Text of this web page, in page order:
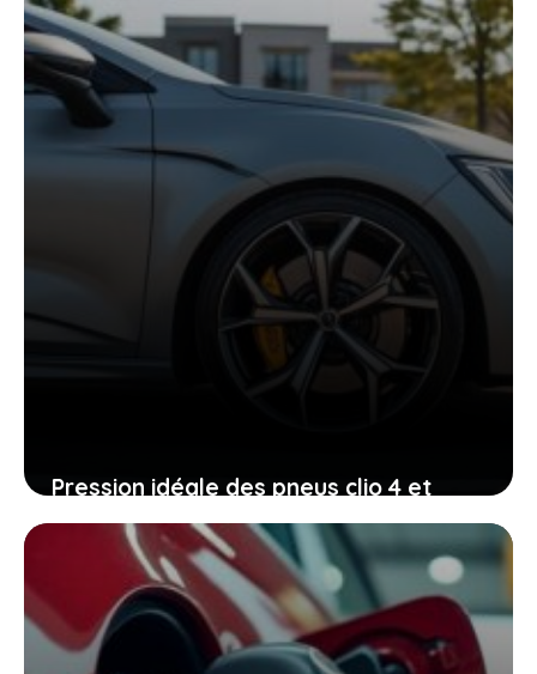
y parvenir facilement
23 mai 2026
Pression idéale des pneus clio 4 et
pourquoi chaque gramme compte
pour votre sécurité
17 mai 2026